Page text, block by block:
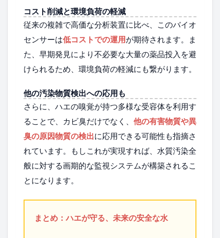
コスト削減と環境負荷の軽減
従来の複雑で高価な分析装置に比べ、このバイオ
センサーは低コストでの運用が期待されます。ま
た、早期発見により不必要な大量の薬品投入を避
けられるため、環境負荷の軽減にも繋がります。
他の汚染物質検出への応用も
さらに、ハエの嗅覚が持つ多様な受容体を利用す
ることで、カビ臭だけでなく、 他の有害物質や異
臭の原因物質の検出に応用できる可能性も指摘さ
れています。もしこれが実現すれば、水質汚染全
般に対する画期的な監視システムが構築されるこ
とになります。
まとめ：ハエが守る、未来の安全な水